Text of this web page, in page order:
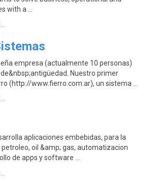
with a …
empresa (actualmente 10 personas)
Nuestro primer
(http://www.fierro.com.ar), un sistema …
aplicaciones embebidas, para la
oil &amp; gas, automatizacion
de apps y software …